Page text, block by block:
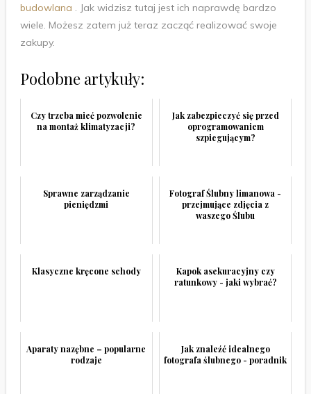
budowlana
. Jak widzisz tutaj jest ich naprawdę bardzo
wiele. Możesz zatem już teraz zacząć realizować swoje
zakupy.
Podobne artykuły:
Czy trzeba mieć pozwolenie
na montaż klimatyzacji?
Jak zabezpieczyć się przed
oprogramowaniem
szpiegującym?
Sprawne zarządzanie
pieniędzmi
Fotograf Ślubny limanowa -
przejmujące zdjęcia z
waszego Ślubu
Klasyczne kręcone schody
Kapok asekuracyjny czy
ratunkowy - jaki wybrać?
Aparaty nazębne – popularne
rodzaje
Jak znaleźć idealnego
fotografa ślubnego - poradnik